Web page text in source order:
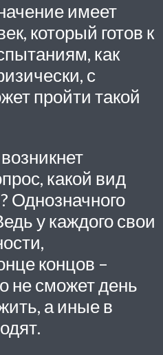
имеет
который готов к
как
с
пройти такой
какой вид
Однозначного
у каждого свои
концов –
не сможет день
а иные в